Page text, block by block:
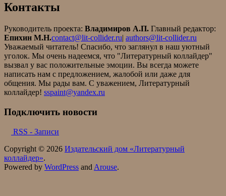
Контакты
Руководитель проекта: Владимиров А.П. Главный редактор:
Епихин М.Н.contact@lit-collider.ru| authors@lit-collider.ru
Уважаемый читатель! Спасибо, что заглянул в наш уютный
уголок. Мы очень надеемся, что "Литературный коллайдер"
вызвал у вас положительные эмоции. Вы всегда можете
написать нам с предложением, жалобой или даже для
общения. Мы рады вам. С уважением, Литературный
коллайдер! sspaint@yandex.ru
Подключить новости
RSS - Записи
Copyright © 2026 Издательский дом «Литературный
коллайдер».
Powered by WordPress and Arouse.